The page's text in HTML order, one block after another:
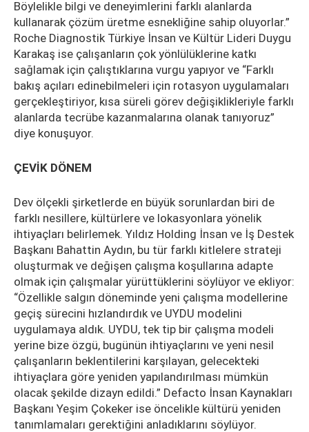
Böylelikle bilgi ve deneyimlerini farklı alanlarda
kullanarak çözüm üretme esnekliğine sahip oluyorlar.”
Roche Diagnostik Türkiye İnsan ve Kültür Lideri Duygu
Karakaş ise çalışanların çok yönlülüklerine katkı
sağlamak için çalıştıklarına vurgu yapıyor ve “Farklı
bakış açıları edinebilmeleri için rotasyon uygulamaları
gerçekleştiriyor, kısa süreli görev değişiklikleriyle farklı
alanlarda tecrübe kazanmalarına olanak tanıyoruz”
diye konuşuyor.
ÇEVİK DÖNEM
Dev ölçekli şirketlerde en büyük sorunlardan biri de
farklı nesillere, kültürlere ve lokasyonlara yönelik
ihtiyaçları belirlemek. Yıldız Holding İnsan ve İş Destek
Başkanı Bahattin Aydın, bu tür farklı kitlelere strateji
oluşturmak ve değişen çalışma koşullarına adapte
olmak için çalışmalar yürüttüklerini söylüyor ve ekliyor:
“Özellikle salgın döneminde yeni çalışma modellerine
geçiş sürecini hızlandırdık ve UYDU modelini
uygulamaya aldık. UYDU, tek tip bir çalışma modeli
yerine bize özgü, bugünün ihtiyaçlarını ve yeni nesil
çalışanların beklentilerini karşılayan, gelecekteki
ihtiyaçlara göre yeniden yapılandırılması mümkün
olacak şekilde dizayn edildi.” Defacto İnsan Kaynakları
Başkanı Yeşim Çokeker ise öncelikle kültürü yeniden
tanımlamaları gerektiğini anladıklarını söylüyor.